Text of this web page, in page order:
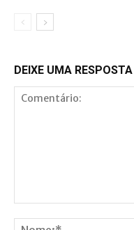
DEIXE UMA RESPOSTA